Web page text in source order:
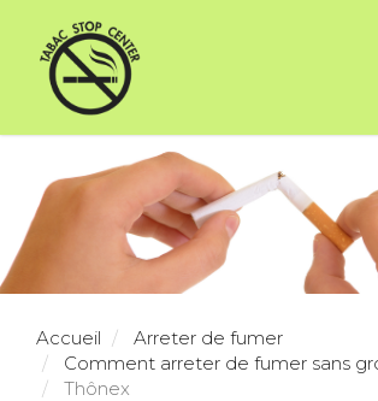
Accueil
Arreter de fumer
Comment arreter de fumer sans
Thônex